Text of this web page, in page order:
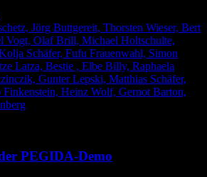
Jörg Buttgereit, Thorsten Wieser, Bert
Vogt, Olaf Brill, Michael Holtschulte,
Schäfer, Fufu Frauenwahl, Simon
Latza, Bestie , Elbe Billy, Raphaela
Gunter Lepski, Matthias Schäfer,
Heinz Wolf, Gernot Barton,
PEGIDA-Demo